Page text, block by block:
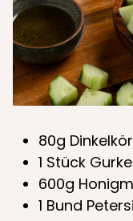
80g
1 Stück Gurke
600g
1 Bund